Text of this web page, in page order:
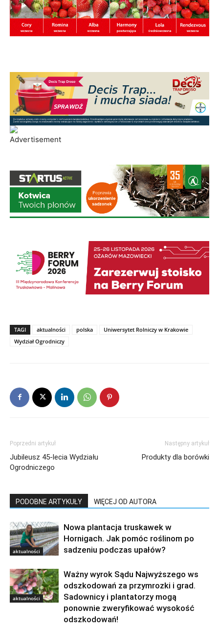
TAGI aktualności polska
Uniwersytet Rolniczy w Krakowie
Wydział Ogrodniczy
Poprzedni artykuł
Jubileusz 45-lecia Wydziału
Ogrodniczego
Następny artykuł
Produkty dla borówki
PODOBNE ARTYKUŁY WIĘCEJ OD AUTORA
aktualności
Nowa plantacja truskawek w
Hornigach. Jak pomóc roślinom po
sadzeniu podczas upałów?
aktualności
Ważny wyrok Sądu Najwyższego ws
odszkodowań za przymrozki i grad.
Sadownicy i plantatorzy mogą
ponownie zweryfikować wysokość
odszkodowań!